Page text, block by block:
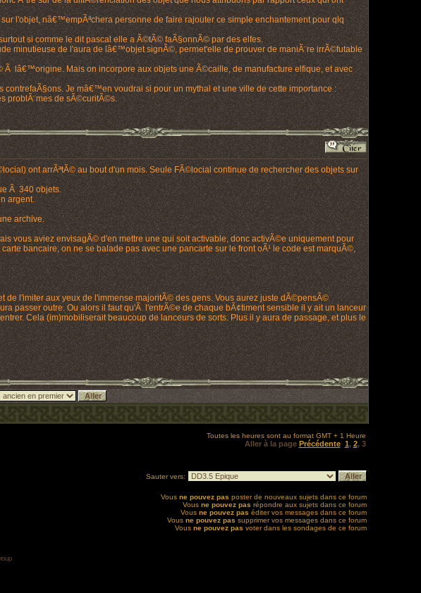
l'objet, nâ€™empÃªchera personne de faire rajouter ce simple enchantement pour qlq
si comme le dit pascal elle a Ã©tÃ© faÃ§onnÃ© par des elfes.
minutieuse de l'aura de lâ€™objet signÃ©, permet'elle de prouver de maniÃ¨re irrÃ©futable
lâ€™origine. Mais on incorpore aux objets une Ã©caille, de manufacture elfique, et avec
Je mâ€™en voudrai si pour un mythal et une ville de cette importance :
problÃ¨mes de sÃ©curitÃ©s.
ont arrÃªtÃ© au bout d'un mois. Seule FÃ©locial continue de rechercher des objets sur
Ã 340 objets.
argent.
archive.
vous aviez envisagÃ© d'en mettre une qui soit activable, donc activÃ©e uniquement pour
bancaire, on ne se balade pas avec une pancarte sur le front oÃ¹ le code est marquÃ©,
de l'imiter aux yeux de l'immense majoritÃ© des gens. Vous aurez juste dÃ©pensÃ©
passer outre. Ou alors il faut qu'Ã l'entrÃ©e de chaque bÃ¢timent sensible il y ait un lanceur
Cela (im)mobiliserait beaucoup de lanceurs de sorts. Plus il y aura de passage, et plus le
Toutes les heures sont au format GMT + 1 Heure
Aller à la page Précédente 1, 2, 3
Sauter vers:
Vous ne pouvez pas poster de nouveaux sujets dans ce forum
Vous ne pouvez pas répondre aux sujets dans ce forum
Vous ne pouvez pas éditer vos messages dans ce forum
Vous ne pouvez pas supprimer vos messages dans ce forum
Vous ne pouvez pas voter dans les sondages de ce forum